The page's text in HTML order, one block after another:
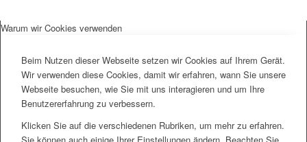
Warum wir Cookies verwenden
Beim Nutzen dieser Webseite setzen wir Cookies auf Ihrem Gerät.
Wir verwenden diese Cookies, damit wir erfahren, wann Sie unsere
Webseite besuchen, wie Sie mit uns interagieren und um Ihre
Benutzererfahrung zu verbessern.
Klicken Sie auf die verschiedenen Rubriken, um mehr zu erfahren.